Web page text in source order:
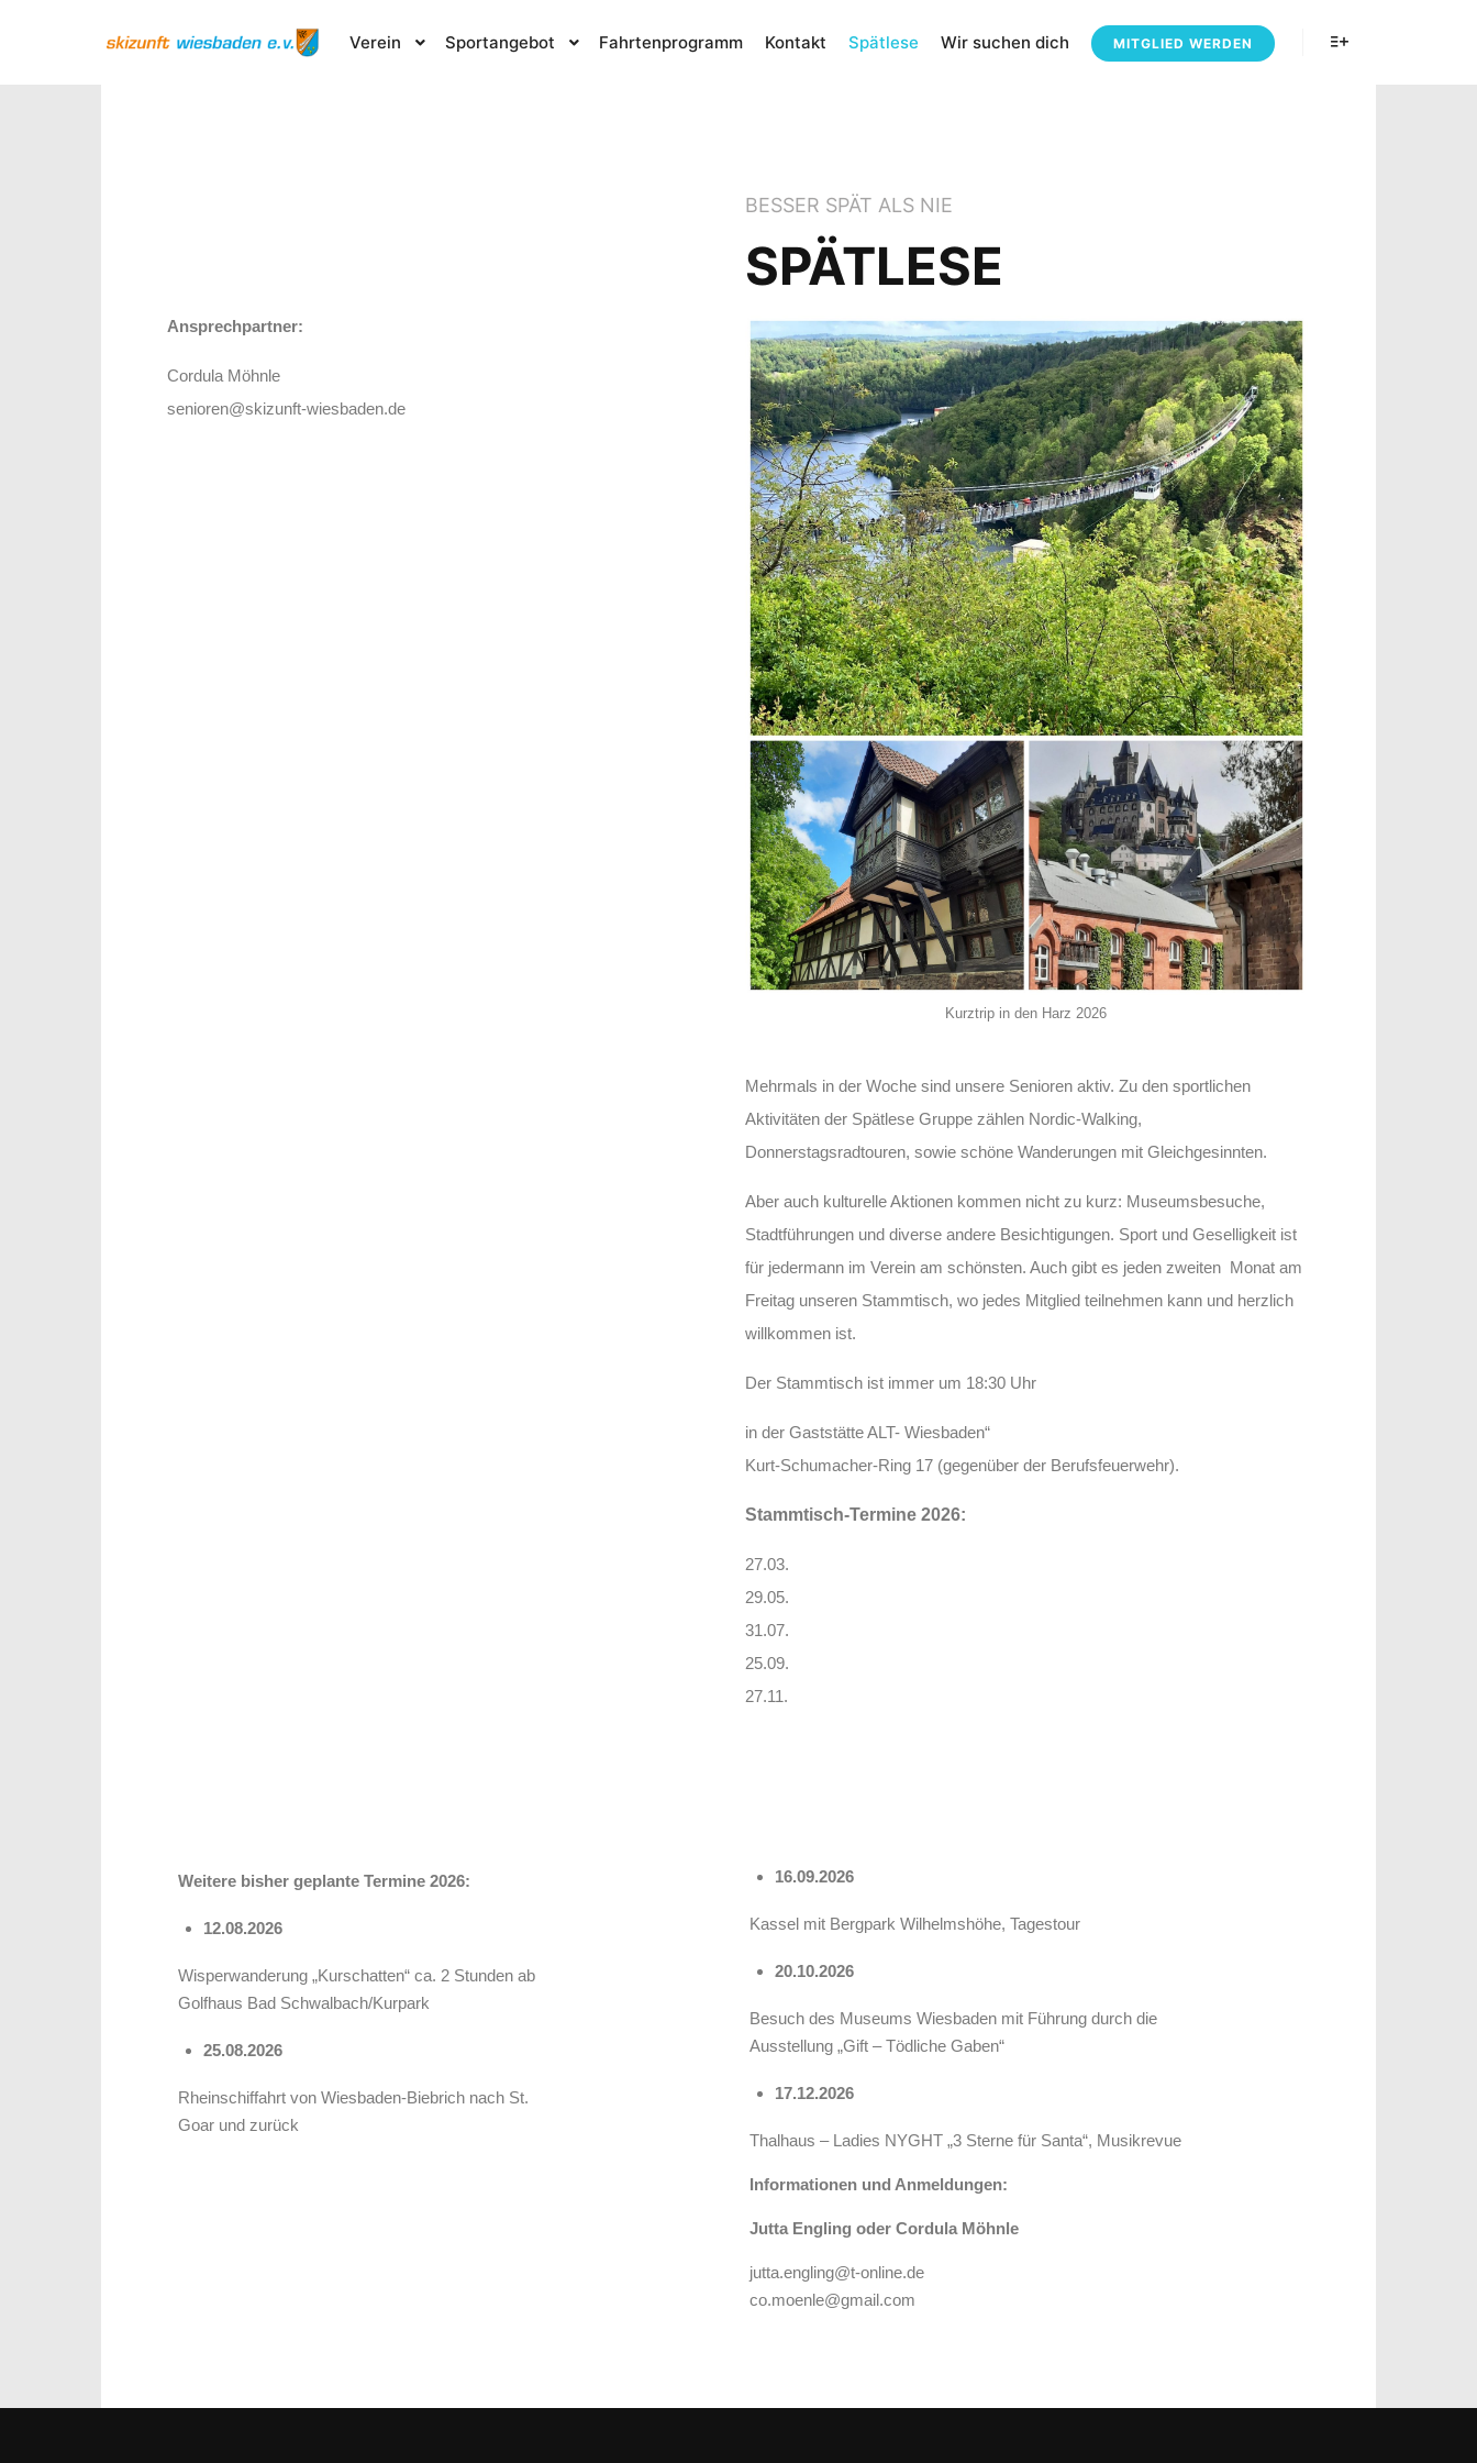
Verein Sportangebot Fahrtenprogramm Kontakt Spätlese​ Wir suchen dich MITGLIED WERDEN
Ansprechpartner:
Cordula Möhnle
senioren@skizunft-wiesbaden.de
BESSER SPÄT ALS NIE
SPÄTLESE
Kurztrip in den Harz 2026
Mehrmals in der Woche sind unsere Senioren aktiv. Zu den sportlichen
Aktivitäten der Spätlese Gruppe zählen Nordic-Walking,
Donnerstagsradtouren, sowie schöne Wanderungen mit Gleichgesinnten.
Aber auch kulturelle Aktionen kommen nicht zu kurz: Museumsbesuche,
Stadtführungen und diverse andere Besichtigungen. Sport und Geselligkeit ist
für jedermann im Verein am schönsten. Auch gibt es jeden zweiten Monat am
Freitag unseren Stammtisch, wo jedes Mitglied teilnehmen kann und herzlich
willkommen ist.
Der Stammtisch ist immer um 18:30 Uhr
in der Gaststätte ALT- Wiesbaden“
Kurt-Schumacher-Ring 17 (gegenüber der Berufsfeuerwehr).
Stammtisch-Termine 2026:
27.03.
29.05.
31.07.
25.09.
27.11.
Weitere bisher geplante Termine 2026:
12.08.2026
Wisperwanderung „Kurschatten“ ca. 2 Stunden ab
Golfhaus Bad Schwalbach/Kurpark
25.08.2026
Rheinschiffahrt von Wiesbaden-Biebrich nach St.
Goar und zurück
16.09.2026
Kassel mit Bergpark Wilhelmshöhe, Tagestour
20.10.2026
Besuch des Museums Wiesbaden mit Führung durch die
Ausstellung „Gift – Tödliche Gaben“
17.12.2026
Thalhaus – Ladies NYGHT „3 Sterne für Santa“, Musikrevue
Informationen und Anmeldungen:
Jutta Engling oder Cordula Möhnle
jutta.engling@t-online.de
co.moenle@gmail.com